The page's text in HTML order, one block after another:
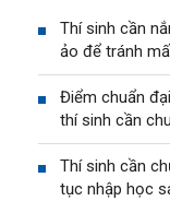
Thí sinh cần
ảo để tránh
Điểm chuẩn
thí sinh cần
Thí sinh cần
tục nhập học